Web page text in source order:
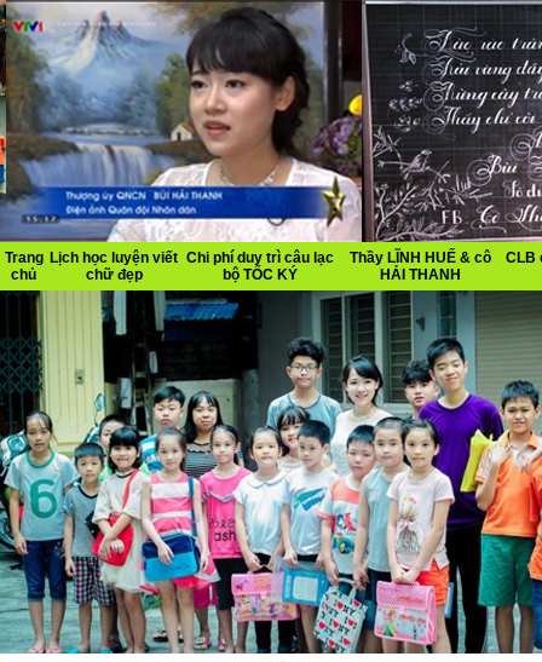
Trang
chủ
Lịch học luyện viết
chữ đẹp
Chi phí duy trì câu lạc
bộ TỐC KÝ
Thầy LĨNH HUẾ & cô
HẢI THANH
CLB